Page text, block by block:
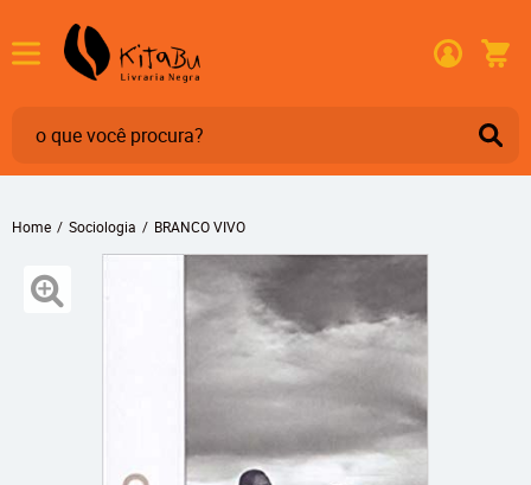
Home Sociologia BRANCO VIVO